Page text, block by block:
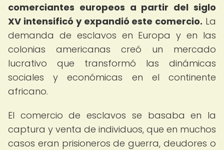
comerciantes europeos a partir del siglo
XV intensificó y expandió este comercio. La
demanda de esclavos en Europa y en las
colonias americanas creó un mercado
lucrativo que transformó las dinámicas
sociales y económicas en el continente
africano.
El comercio de esclavos se basaba en la
captura y venta de individuos, que en muchos
casos eran prisioneros de guerra, deudores o